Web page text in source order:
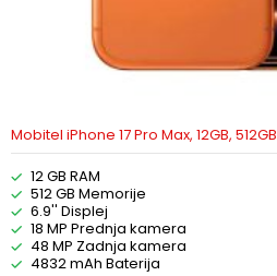
Mobitel iPhone 17 Pro Max, 12GB, 512GB
12 GB RAM
512 GB Memorije
6.9'' Displej
18 MP Prednja kamera
48 MP Zadnja kamera
4832 mAh Baterija